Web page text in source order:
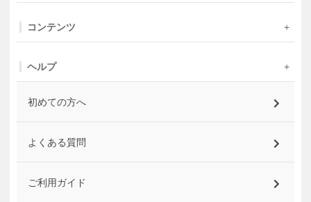
コンテンツ
ヘルプ
初めての方へ
よくある質問
ご利用ガイド